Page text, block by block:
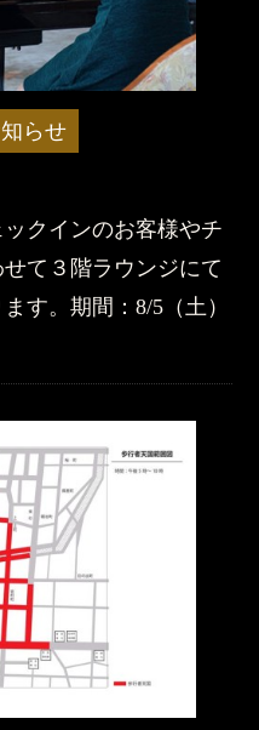
らせ
クインのお客様やチ
て３階ラウンジにて
す。期間：8/5（土）